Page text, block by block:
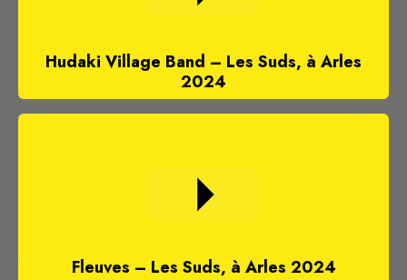
Hudaki Village Band – Les Suds, à Arles
2024
Fleuves – Les Suds, à Arles 2024